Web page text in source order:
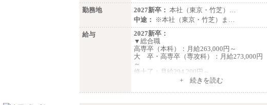
勤務地
2027新卒： 本社（東京・竹芝）…
中途：
※本社（東京・竹芝）ま…
給与
2027新卒：
▼総合職
高専卒（本科）：月給263,000円～
大 卒・高専卒（専攻科）：月給273,000円
～
修士了：月給294,200円～
博士了：月給304,800円～
※卓越した能力、高度な技術や実績をお持ち
+ 続きを読む